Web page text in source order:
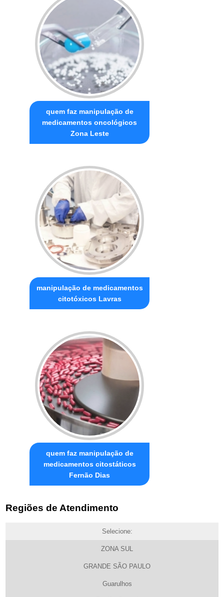
quem faz manipulação de
medicamentos oncológicos
Zona Leste
manipulação de medicamentos
citotóxicos Lavras
quem faz manipulação de
medicamentos citostáticos
Fernão Dias
Regiões de Atendimento
Selecione:
ZONA SUL
GRANDE SÃO PAULO
Guarulhos